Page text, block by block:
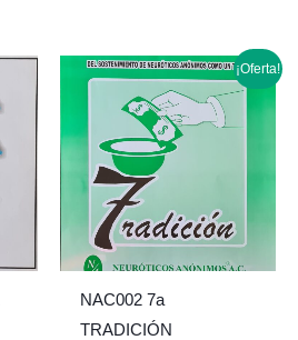
¡Oferta!
NAC002 7a
TRADICIÓN
Original
price
was:
$12.00.
Current
price
is:
$6.00.